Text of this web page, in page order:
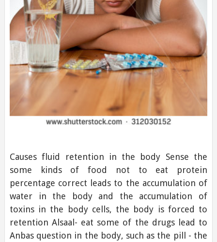
Causes fluid retention in the body Sense the
some kinds of food not to eat protein
percentage correct leads to the accumulation of
water in the body and the accumulation of
toxins in the body cells, the body is forced to
retention Alsaal- eat some of the drugs lead to
Anbas question in the body, such as the pill - the